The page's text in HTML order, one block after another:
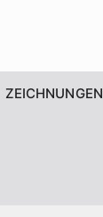
ZEICHNUNGEN